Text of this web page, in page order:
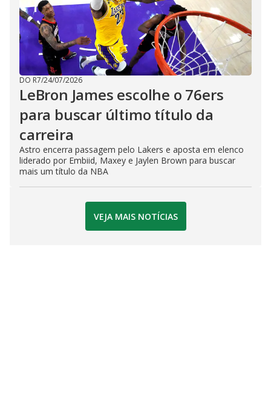
DO R7/24/07/2026
LeBron James escolhe o 76ers
para buscar último título da
carreira
Astro encerra passagem pelo Lakers e aposta em elenco
liderado por Embiid, Maxey e Jaylen Brown para buscar
mais um título da NBA
VEJA MAIS NOTÍCIAS